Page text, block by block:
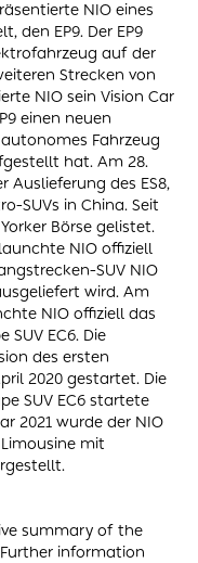
NIO eines
den EP9. Der EP9
auf der
Strecken von
NIO sein Vision Car
einen neuen
Fahrzeug
hat. Am 28.
Auslieferung des ES8,
SUVs in China. Seit
Börse gelistet.
NIO offiziell
SUV NIO
wird. Am
NIO offiziell das
EC6. Die
des ersten
2020 gestartet. Die
SUV EC6 startete
2021 wurde der NIO
mit
summary of the
information